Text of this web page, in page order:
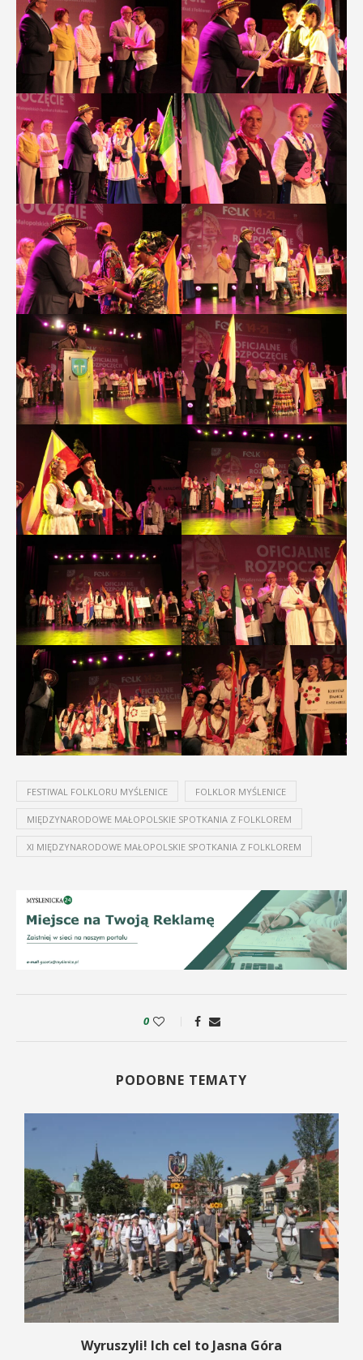
FESTIWAL FOLKLORU MYŚLENICE FOLKLOR MYŚLENICE
MIĘDZYNARODOWE MAŁOPOLSKIE SPOTKANIA Z FOLKLOREM
XI MIĘDZYNARODOWE MAŁOPOLSKIE SPOTKANIA Z FOLKLOREM
0
PODOBNE TEMATY
Wyruszyli! Ich cel to Jasna Góra